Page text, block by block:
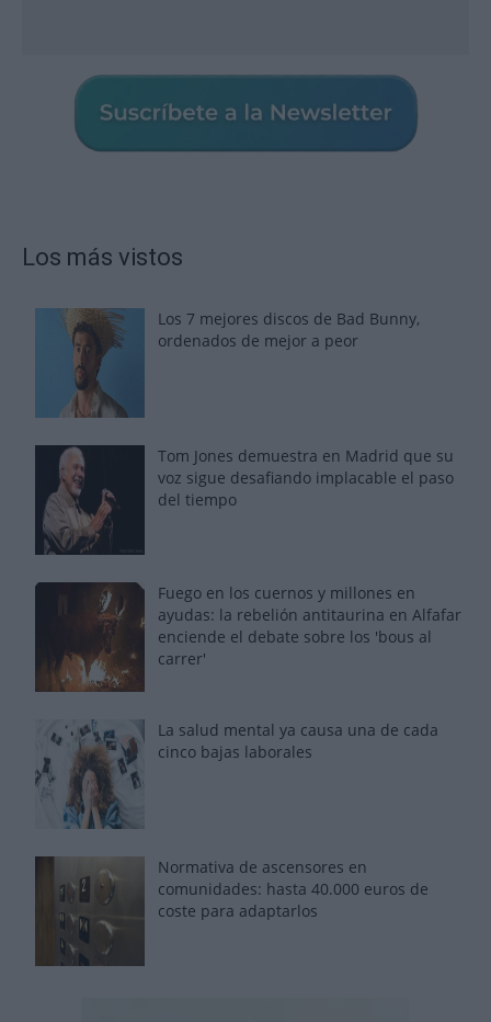
Los más vistos
Los 7 mejores discos de Bad Bunny,
ordenados de mejor a peor
Tom Jones demuestra en Madrid que su
voz sigue desafiando implacable el paso
del tiempo
Fuego en los cuernos y millones en
ayudas: la rebelión antitaurina en Alfafar
enciende el debate sobre los 'bous al
carrer'
La salud mental ya causa una de cada
cinco bajas laborales
Normativa de ascensores en
comunidades: hasta 40.000 euros de
coste para adaptarlos